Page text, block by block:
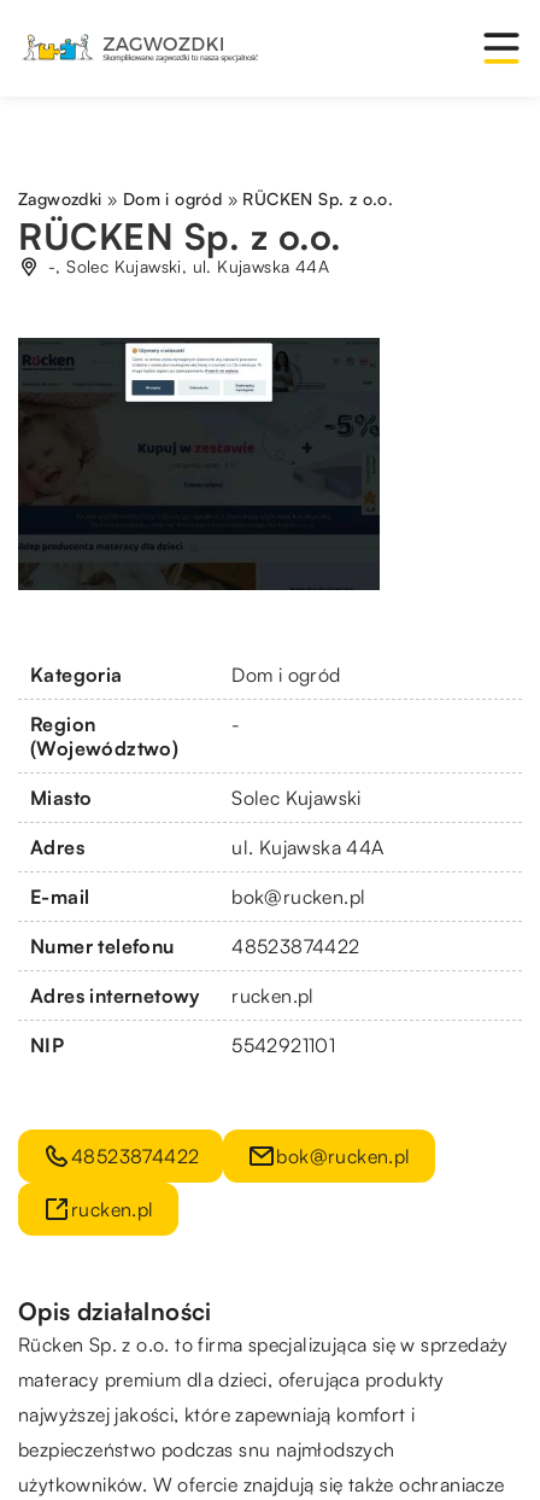
Zagwozdki » Dom i ogród » RÜCKEN Sp. z o.o.
RÜCKEN Sp. z o.o.
-, Solec Kujawski, ul. Kujawska 44A
Kategoria Dom i ogród
Region
(Województwo)
-
Miasto Solec Kujawski
Adres ul. Kujawska 44A
E-mail bok@rucken.pl
Numer telefonu 48523874422
Adres internetowy rucken.pl
NIP 5542921101
48523874422 bok@rucken.pl
rucken.pl
Opis działalności
Rücken Sp. z o.o. to firma specjalizująca się w sprzedaży
materacy premium dla dzieci, oferująca produkty
najwyższej jakości, które zapewniają komfort i
bezpieczeństwo podczas snu najmłodszych
użytkowników. W ofercie znajdują się także ochraniacze